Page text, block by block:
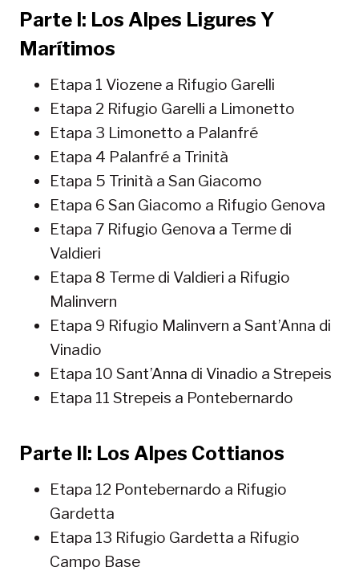
Parte I: Los Alpes Ligures Y
Marítimos
Etapa 1 Viozene a Rifugio Garelli
Etapa 2 Rifugio Garelli a Limonetto
Etapa 3 Limonetto a Palanfré
Etapa 4 Palanfré a Trinità
Etapa 5 Trinità a San Giacomo
Etapa 6 San Giacomo a Rifugio Genova
Etapa 7 Rifugio Genova a Terme di
Valdieri
Etapa 8 Terme di Valdieri a Rifugio
Malinvern
Etapa 9 Rifugio Malinvern a Sant’Anna di
Vinadio
Etapa 10 Sant’Anna di Vinadio a Strepeis
Etapa 11 Strepeis a Pontebernardo
Parte II: Los Alpes Cottianos
Etapa 12 Pontebernardo a Rifugio
Gardetta
Etapa 13 Rifugio Gardetta a Rifugio
Campo Base